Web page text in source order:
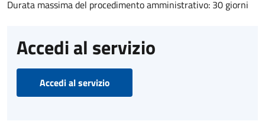
Durata massima del procedimento amministrativo: 30 giorni
Accedi al servizio
Accedi al servizio